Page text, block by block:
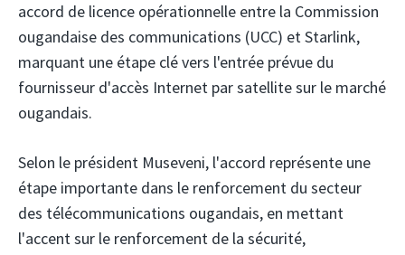
accord de licence opérationnelle entre la Commission
ougandaise des communications (UCC) et Starlink,
marquant une étape clé vers l'entrée prévue du
fournisseur d'accès Internet par satellite sur le marché
ougandais.
Selon le président Museveni, l'accord représente une
étape importante dans le renforcement du secteur
des télécommunications ougandais, en mettant
l'accent sur le renforcement de la sécurité,